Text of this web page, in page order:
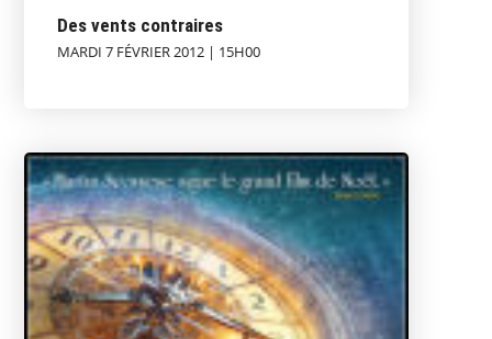
Des vents contraires
MARDI 7 FÉVRIER 2012 | 15H00